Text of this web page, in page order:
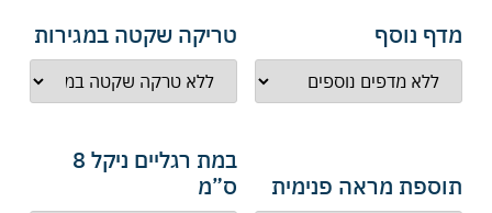
מדף נוסף טריקה שקטה במגירות
תוספת מראה פנימית
במת רגליים ניקל 8
ס”מ